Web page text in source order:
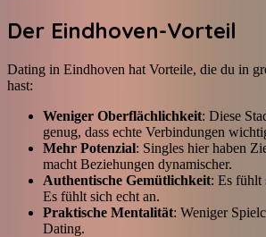
Der Eindhoven-Vorteil
Dating in Eindhoven hat Vorteile, die du in
hast:
Weniger Oberflächlichkeit: Diese
genug, dass echte Verbindungen
Mehr Potenzial: Singles hier haben
macht Beziehungen dynamischer.
Authentische Gemütlichkeit: Es fühlt
Es fühlt sich echt an.
Praktische Mentalität: Weniger
Dating.